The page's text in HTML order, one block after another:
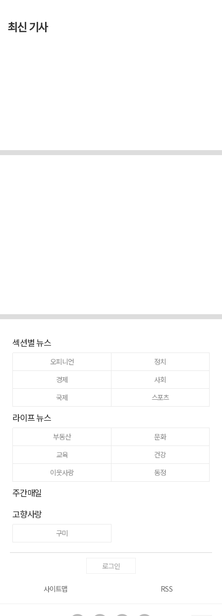
최신 기사
섹션별 뉴스
오피니언
정치
경제
사회
국제
스포츠
라이프 뉴스
부동산
문화
교육
건강
이웃사랑
동정
주간매일
고향사랑
구미
로그인
사이트맵 RSS